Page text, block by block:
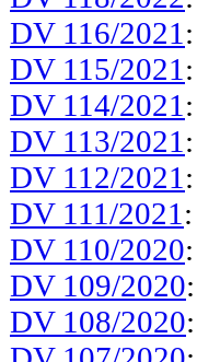
DV 116/2021
DV 115/2021
DV 114/2021
DV 113/2021
DV 112/2021
DV 111/2021
DV 110/2020
DV 109/2020
DV 108/2020